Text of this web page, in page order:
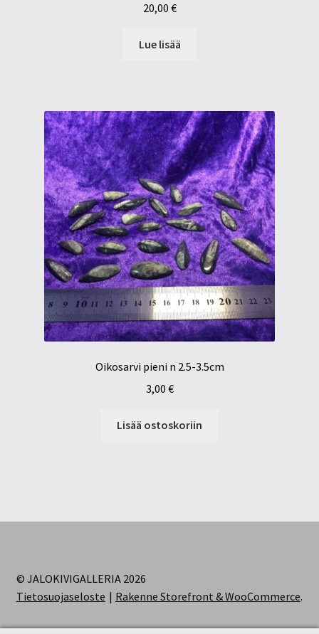
20,00 €
Lue lisää
Oikosarvi pieni n 2.5-3.5cm
3,00 €
Lisää ostoskoriin
© JALOKIVIGALLERIA 2026
Tietosuojaseloste
Rakenne Storefront & WooCommerce.